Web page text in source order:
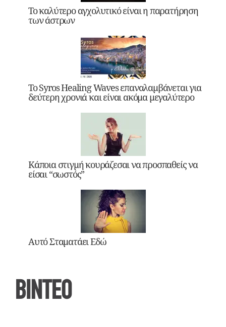
Το καλύτερο αγχολυτικό είναι η παρατήρηση
των άστρων
Το Syros Healing Waves επαναλαμβάνεται για
δεύτερη χρονιά και είναι ακόμα μεγαλύτερο
Κάποια στιγμή κουράζεσαι να προσπαθείς να
είσαι “σωστός”
Αυτό Σταματάει Εδώ
ΒΙΝΤΕΟ